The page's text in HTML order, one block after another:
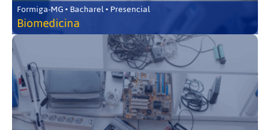
Formiga-MG • Bacharel • Presencial
Biomedicina